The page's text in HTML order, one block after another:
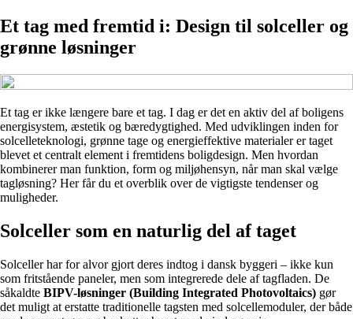
Et tag med fremtid i: Design til solceller og
grønne løsninger
Et tag er ikke længere bare et tag. I dag er det en aktiv del af boligens
energisystem, æstetik og bæredygtighed. Med udviklingen inden for
solcelleteknologi, grønne tage og energieffektive materialer er taget
blevet et centralt element i fremtidens boligdesign. Men hvordan
kombinerer man funktion, form og miljøhensyn, når man skal vælge
tagløsning? Her får du et overblik over de vigtigste tendenser og
muligheder.
Solceller som en naturlig del af taget
Solceller har for alvor gjort deres indtog i dansk byggeri – ikke kun
som fritstående paneler, men som integrerede dele af tagfladen. De
såkaldte BIPV-løsninger (Building Integrated Photovoltaics) gør
det muligt at erstatte traditionelle tagsten med solcellemoduler, der både